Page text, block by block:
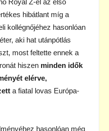
hibátlant míg a
kollégnőjéhez hasonlóan
aki hat utánpótlás
most feltette ennek a
hiszen minden idők
elérve,
a fiatal lovas Európa-
hasonlóan még